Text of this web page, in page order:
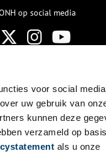
voor social
uw gebruik van
kunnen deze
verzameld op
als u onze
op social media